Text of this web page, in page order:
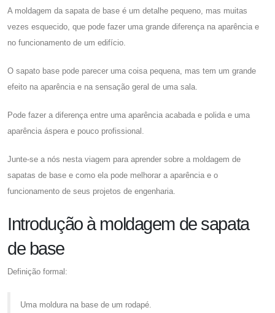
A moldagem da sapata de base é um detalhe pequeno, mas muitas
vezes esquecido, que pode fazer uma grande diferença na aparência e
no funcionamento de um edifício.
O sapato base pode parecer uma coisa pequena, mas tem um grande
efeito na aparência e na sensação geral de uma sala.
Pode fazer a diferença entre uma aparência acabada e polida e uma
aparência áspera e pouco profissional.
Junte-se a nós nesta viagem para aprender sobre a moldagem de
sapatas de base e como ela pode melhorar a aparência e o
funcionamento de seus projetos de engenharia.
Introdução à moldagem de sapata
de base
Definição formal:
Uma moldura na base de um rodapé.